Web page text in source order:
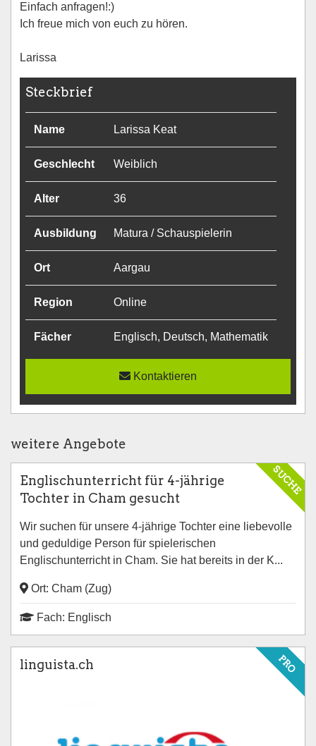
Einfach anfragen!:)
Ich freue mich von euch zu hören.
Larissa
Steckbrief
Name Larissa Keat
Geschlecht Weiblich
Alter 36
Ausbildung Matura / Schauspielerin
Ort Aargau
Region Online
Fächer Englisch, Deutsch, Mathematik
Kontaktieren
weitere Angebote
SUCHE
Englischunterricht für 4-jährige
Tochter in Cham gesucht
Wir suchen für unsere 4-jährige Tochter eine liebevolle
und geduldige Person für spielerischen
Englischunterricht in Cham. Sie hat bereits in der K...
Ort: Cham (Zug)
Fach: Englisch
PRO
linguista.ch